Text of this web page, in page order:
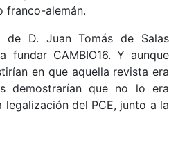
franco-alemán.
de D. Juan Tomás de Salas
fundar CAMBIO16. Y aunque
en que aquella revista era
demostrarían que no lo era
legalización del PCE, junto a la